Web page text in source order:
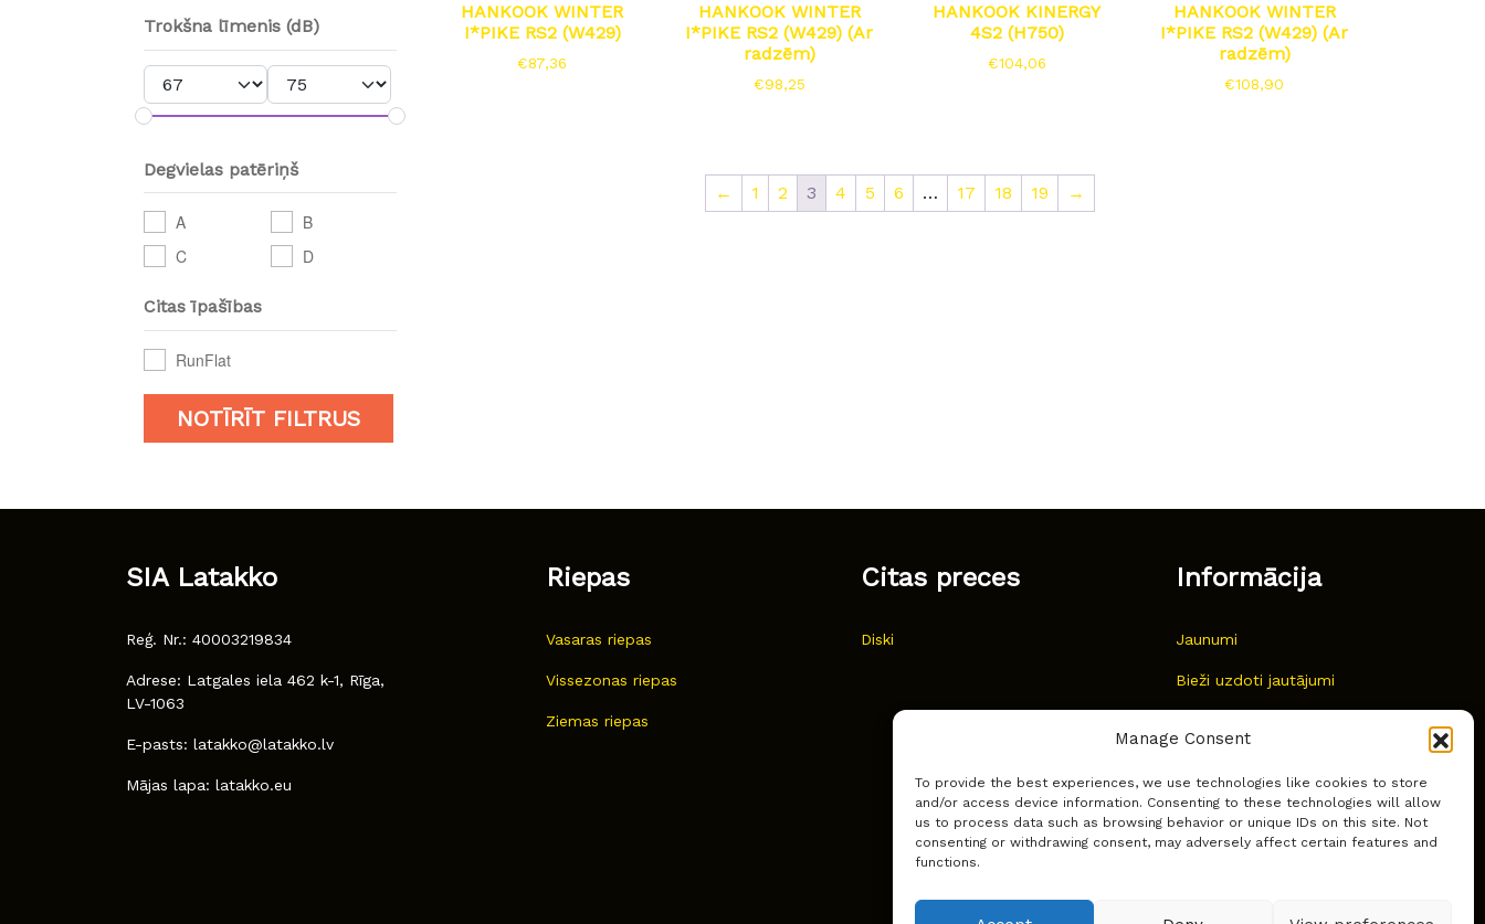
Manage Consent
To provide the best experiences, we use technologies like cookies to store
and/or access device information. Consenting to these technologies will allow
us to process data such as browsing behavior or unique IDs on this site. Not
consenting or withdrawing consent, may adversely affect certain features and
functions.
HANKOOK WINTER
I*PIKE RS2 (W429)
€87,36
HANKOOK WINTER
I*PIKE RS2 (W429) (Ar
radzēm)
€98,25
HANKOOK KINERGY
4S2 (H750)
€104,06
HANKOOK WINTER
I*PIKE RS2 (W429) (Ar
radzēm)
€108,90
← 1 2 3 4 5 6 … 17 18 19 →
Trokšna līmenis (dB)
Degvielas patēriņš
A
B
C
D
Citas īpašības
RunFlat
NOTĪRĪT FILTRUS
SIA Latakko
Reģ. Nr.: 40003219834
Adrese: Latgales iela 462 k-1, Rīga,
LV-1063
E-pasts: latakko@latakko.lv
Mājas lapa: latakko.eu
Riepas
Vasaras riepas
Vissezonas riepas
Ziemas riepas
Citas preces
Diski
Informācija
Jaunumi
Bieži uzdoti jautājumi